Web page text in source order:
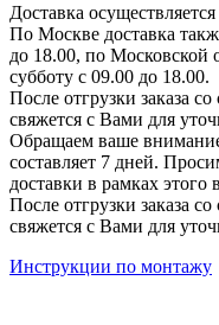
Доставка
По Москве доставка
до 18.00, по Московской
субботу с 09.00 до 18.00.
После отгрузки заказа
свяжется с Вами для
Обращаем ваше
составляет 7 дней.
доставки в рамках этого
После отгрузки заказа
свяжется с Вами для
Инструкции по монтажу